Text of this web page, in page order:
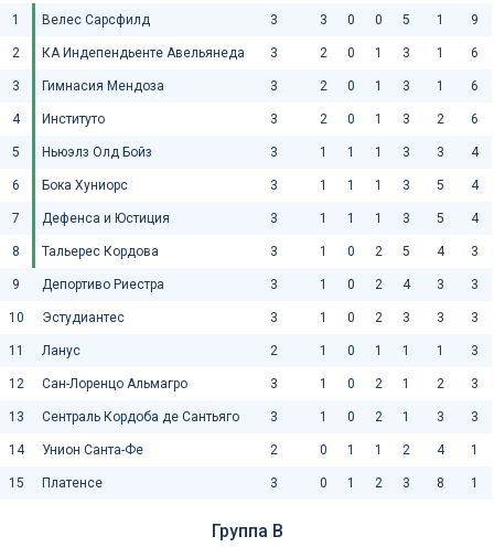
1 Велес Сарсфилд 3 3 0 0 5 1 9
2 КА Индепендьенте Авельянеда 3 2 0 1 3 1 6
3 Гимнасия Мендоза 3 2 0 1 3 1 6
4 Институто 3 2 0 1 3 2 6
5 Ньюэлз Олд Бойз 3 1 1 1 3 3 4
6 Бока Хуниорс 3 1 1 1 3 5 4
7 Дефенса и Юстиция 3 1 1 1 3 5 4
8 Тальерес Кордова 3 1 0 2 5 4 3
9 Депортиво Риестра 3 1 0 2 4 3 3
10 Эстудиантес 3 1 0 2 3 3 3
11 Ланус 2 1 0 1 1 1 3
12 Сан-Лоренцо Альмагро 3 1 0 2 1 2 3
13 Сентраль Кордоба де Сантьяго 3 1 0 2 1 3 3
14 Унион Санта-Фе 2 0 1 1 2 4 1
15 Платенсе 3 0 1 2 3 8 1
Группа B